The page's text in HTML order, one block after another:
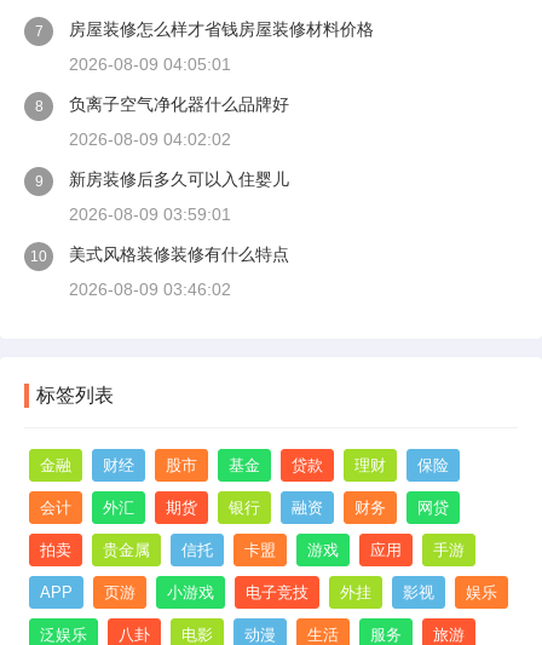
7
房屋装修怎么样才省钱房屋装修材料价格
2026-08-09 04:05:01
8
负离子空气净化器什么品牌好
2026-08-09 04:02:02
9
新房装修后多久可以入住婴儿
2026-08-09 03:59:01
10
美式风格装修装修有什么特点
2026-08-09 03:46:02
标签列表
金融 财经 股市 基金 贷款 理财 保险
会计 外汇 期货 银行 融资 财务 网贷
拍卖 贵金属 信托 卡盟 游戏 应用 手游
APP 页游 小游戏 电子竞技 外挂 影视 娱乐
泛娱乐 八卦 电影 动漫 生活 服务 旅游